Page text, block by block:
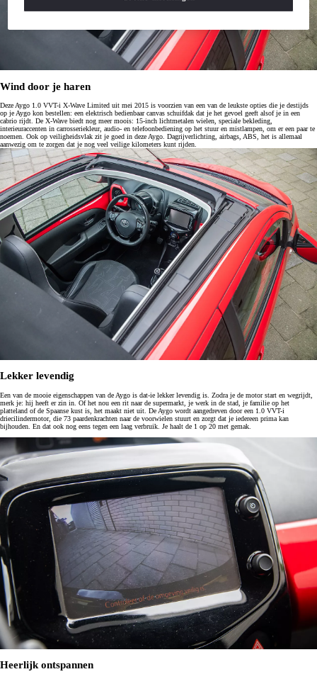
Wind door je haren
Deze Aygo 1.0 VVT-i X-Wave Limited uit mei 2015 is voorzien van een van de leukste opties die je destijds
op je Aygo kon bestellen: een elektrisch bedienbaar canvas schuifdak dat je het gevoel geeft alsof je in een
cabrio rijdt. De X-Wave biedt nog meer moois: 15-inch lichtmetalen wielen, speciale bekleding,
interieuraccenten in carrosseriekleur, audio- en telefoonbediening op het stuur en mistlampen, om er een paar te
noemen. Ook op veiligheidsvlak zit je goed in deze Aygo. Dagrijverlichting, airbags, ABS, het is allemaal
aanwezig om te zorgen dat je nog veel veilige kilometers kunt rijden.
Lekker levendig
Een van de mooie eigenschappen van de Aygo is dat-ie lekker levendig is. Zodra je de motor start en wegrijdt,
merk je: hij heeft er zin in. Of het nou een rit naar de supermarkt, je werk in de stad, je familie op het
platteland of de Spaanse kust is, het maakt niet uit. De Aygo wordt aangedreven door een 1.0 VVT-i
driecilindermotor, die 73 paardenkrachten naar de voorwielen stuurt en zorgt dat je iedereen prima kan
bijhouden. En dat ook nog eens tegen een laag verbruik. Je haalt de 1 op 20 met gemak.
Heerlijk ontspannen